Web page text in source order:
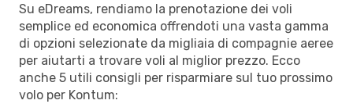
Su eDreams, rendiamo la prenotazione dei voli
semplice ed economica offrendoti una vasta gamma
di opzioni selezionate da migliaia di compagnie aeree
per aiutarti a trovare voli al miglior prezzo. Ecco
anche 5 utili consigli per risparmiare sul tuo prossimo
volo per Kontum: